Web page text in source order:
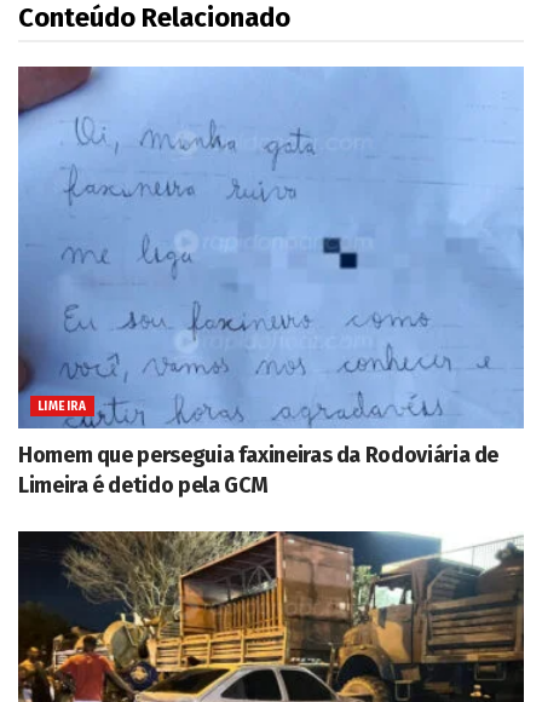
Conteúdo Relacionado
LIMEIRA
Homem que perseguia faxineiras da Rodoviária de
Limeira é detido pela GCM